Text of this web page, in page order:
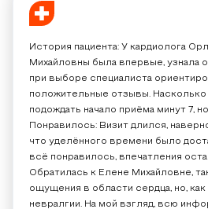
История пациента: У кардиолога
Михайловны была впервые, узнала
при выборе специалиста
положительные отзывы.
подождать начало приёма минут 7,
Понравилось: Визит длился,
что уделённого времени было
всё понравилось, впечатления
Обратилась к Елене Михайловне,
ощущения в области сердца, но, как
невралгии. На мой взгляд, всю